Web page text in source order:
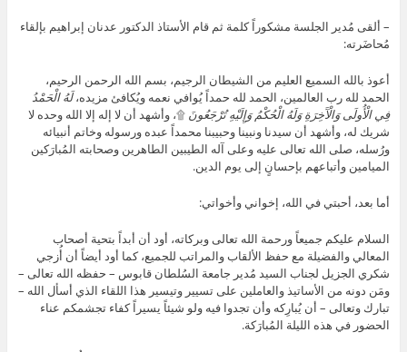
– ألقى مُدير الجلسة مشكوراً كلمة ثم قام الأستاذ الدكتور عدنان إبراهيم بإلقاء
مُحاضَرته:
أعوذ بالله السميع العليم من الشيطان الرجيم، بسم الله الرحمن الرحيم،
الحمد لله رب العالمين، الحمد لله حمداً يُوافي نعمه ويُكافئ مزيده،لَهُ الْحَمْدُ
فِي الْأُولَى وَالْآَخِرَةِ وَلَهُ الْحُكْمُ وَإِلَيْهِ تُرْجَعُونَ ۩، وأشهد أن لا إله إلا الله وحده لا
شريك له، وأشهد أن سيدنا ونبينا وحبيبنا محمداً عبده ورسوله وخاتم أنبيائه
ورُسله، صلى الله تعالى عليه وعلى آله الطيبين الطاهرين وصحابته المُبارَكين
الميامين وأتباعهم بإحسانٍ إلى يوم الدين.
أما بعد، أحبتي في الله، إخواني وأخواتي:
السلام عليكم جميعاً ورحمة الله تعالى وبركاته، أود أن أبداً بتحية أصحاب
المعالي والفضيلة مع حفظ الألقاب والمراتب للجميع، كما أود أيضاً أن أُزجي
شكري الجزيل لجناب السيد مُدير جامعة السُلطان قابوس – حفظه الله تعالى –
ومَن دونه من الأساتيذ والعاملين على تسيير وتيسير هذا اللقاء الذي أسأل الله –
تبارك وتعالى – أن يُبارِكه وأن تجدوا فيه ولو شيئاً يسيراً كفاء تجشمكم عناء
الحضور في هذه الليلة المُبارَكة.